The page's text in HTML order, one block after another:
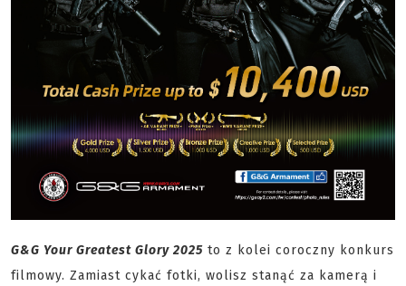
G&G Your Greatest Glory 2025 to z kolei coroczny konkurs
filmowy. Zamiast cykać fotki, wolisz stanąć za kamerą i